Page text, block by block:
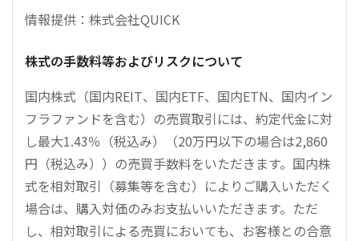
情報提供：株式会社QUICK
株式の手数料等およびリスクについて
国内株式（国内REIT、国内ETF、国内ETN、国内イン
フラファンドを含む）の売買取引には、約定代金に対
し最大1.43％（税込み）（20万円以下の場合は2,860
円（税込み））の売買手数料をいただきます。国内株
式を相対取引（募集等を含む）によりご購入いただく
場合は、購入対価のみお支払いいただきます。ただ
し、相対取引による売買においても、お客様との合意